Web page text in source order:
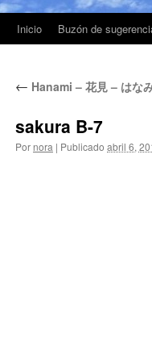
Inicio Buzón de
← Hanami – 花見 – はな
sakura B-7
Por nora | Publicado abril 6,